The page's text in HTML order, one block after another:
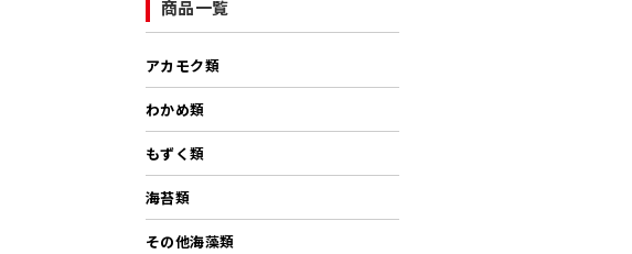
商品一覧
アカモク類
わかめ類
もずく類
海苔類
その他海藻類